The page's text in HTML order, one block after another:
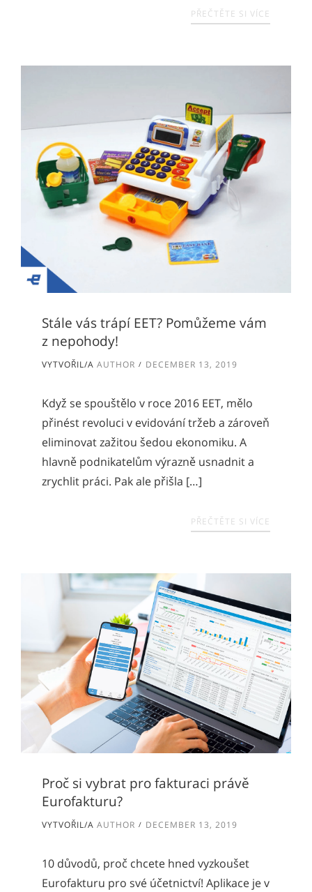
PŘEČTĚTE SI VÍCE
Stále vás trápí EET? Pomůžeme vám
z nepohody!
VYTVOŘIL/A AUTHOR DECEMBER 13, 2019
Když se spouštělo v roce 2016 EET, mělo
přinést revoluci v evidování tržeb a zároveň
eliminovat zažitou šedou ekonomiku. A
hlavně podnikatelům výrazně usnadnit a
zrychlit práci. Pak ale přišla […]
PŘEČTĚTE SI VÍCE
Proč si vybrat pro fakturaci právě
Eurofakturu?
VYTVOŘIL/A AUTHOR DECEMBER 13, 2019
10 důvodů, proč chcete hned vyzkoušet
Eurofakturu pro své účetnictví! Aplikace je v